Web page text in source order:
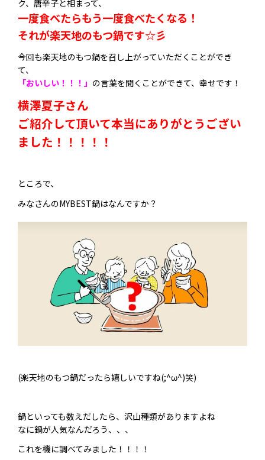
ク、唐辛子と相まって、
一度食べたらもう一度食べたくなる！
それが楽天地のもつ鍋です☆彡
今回も楽天地のもつ鍋を召し上がっていただくことができ
て、
「おいしい！！！」 の言葉を聞くことができて、幸せです！
横澤夏子さん
ご紹介して頂いて本当にありがとうござい
ました！！！！！
ところで、
みなさんのMYBEST鍋はなんですか？
(楽天地のもつ鍋だったら嬉しいですね(;^ω^)笑)
鍋といっても数えだしたら、沢山種類がありますよね
なに鍋が人気なんだろう、、、
これを機に調べてみました！！！！